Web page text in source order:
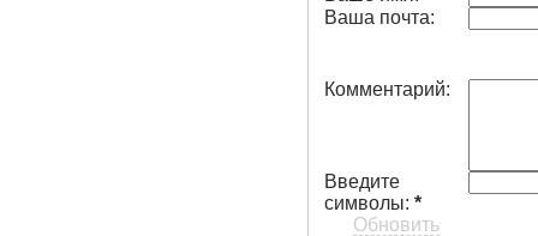
Ваша почта:
Комментарий:
Введите
символы:*
Обновить